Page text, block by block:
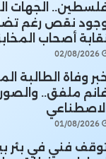
الجهات
نقص رغم
أصحاب
02/08/2026
وفاة الطالبة
ملفق..
الاصطناعي
01/08/2026
فني في بئر